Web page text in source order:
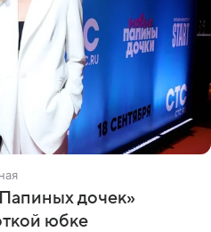
дочек»
юбке